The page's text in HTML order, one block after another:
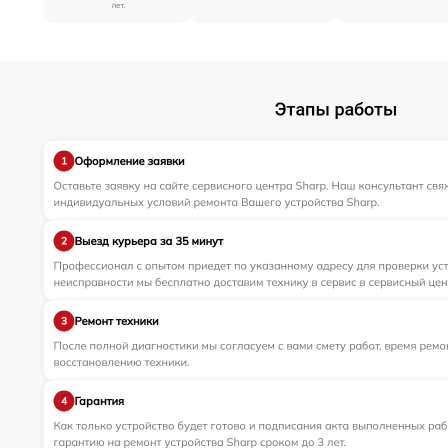
лет.
Этапы работы
1
Оформление заявки
Оставьте заявку на сайте сервисного центра Sharp. Наш консультант
индивидуальных условий ремонта Вашего устройства Sharp.
2
Выезд курьера за 35 минут
Профессионал с опытом приедет по указанному адресу для проверки
неисправности мы бесплатно доставим технику в сервис в сервисный
3
Ремонт техники
После полной диагностики мы согласуем с вами смету работ, время
восстановлению техники.
4
Гарантия
Как только устройство будет готово и подписания акта выполненных
гарантию на ремонт устройства Sharp сроком до 3 лет.